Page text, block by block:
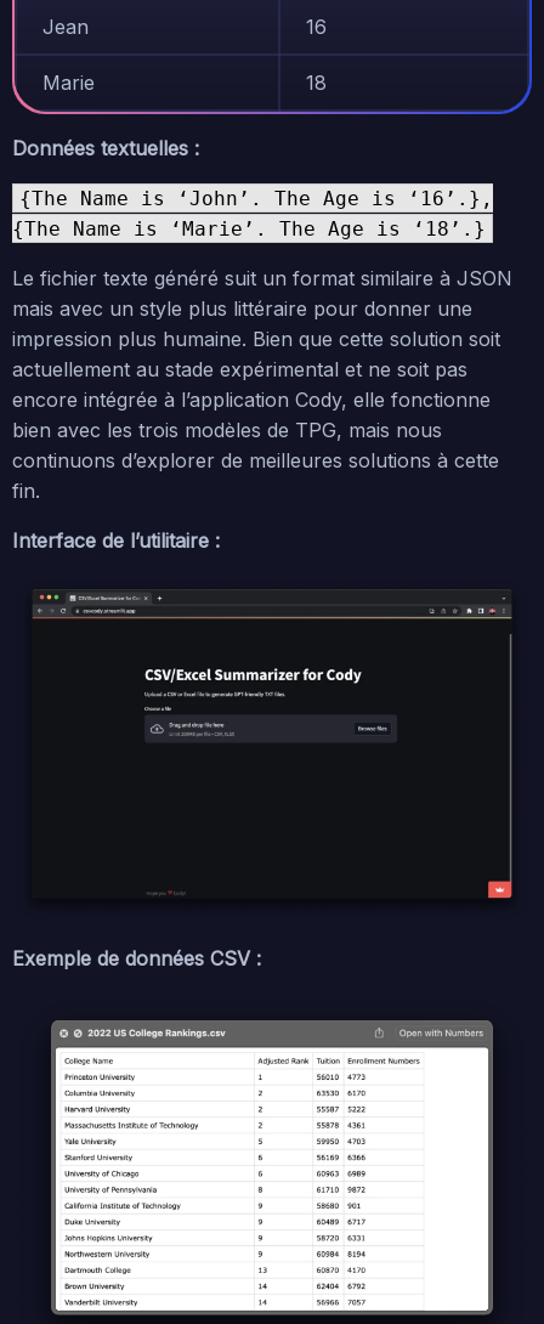
Jean 16
Marie 18
Données textuelles :
{The Name is ‘John’. The Age is ‘16’.},
{The Name is ‘Marie’. The Age is ‘18’.}
Le fichier texte généré suit un format similaire à JSON
mais avec un style plus littéraire pour donner une
impression plus humaine. Bien que cette solution soit
actuellement au stade expérimental et ne soit pas
encore intégrée à l’application Cody, elle fonctionne
bien avec les trois modèles de TPG, mais nous
continuons d’explorer de meilleures solutions à cette
fin.
Interface de l’utilitaire :
Exemple de données CSV :